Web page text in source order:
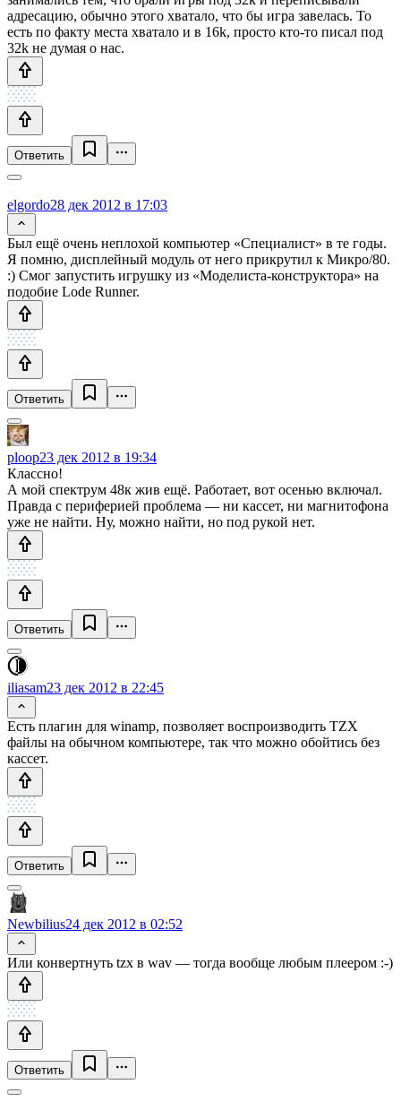
адресацию, обычно этого хватало, что бы игра завелась. То
есть по факту места хватало и в 16k, просто кто-то писал под
32k не думая о нас.
Ответить
elgordo28 дек 2012 в 17:03
Был ещё очень неплохой компьютер «Специалист» в те годы.
Я помню, дисплейный модуль от него прикрутил к Микро/80.
:) Смог запустить игрушку из «Моделиста-конструктора» на
подобие Lode Runner.
Ответить
ploop23 дек 2012 в 19:34
Классно!
А мой спектрум 48к жив ещё. Работает, вот осенью включал.
Правда с периферией проблема — ни кассет, ни магнитофона
уже не найти. Ну, можно найти, но под рукой нет.
Ответить
iliasam23 дек 2012 в 22:45
Есть плагин для winamp, позволяет воспроизводить TZX
файлы на обычном компьютере, так что можно обойтись без
кассет.
Ответить
Newbilius24 дек 2012 в 02:52
Или конвертнуть tzx в wav — тогда вообще любым плеером :-)
Ответить